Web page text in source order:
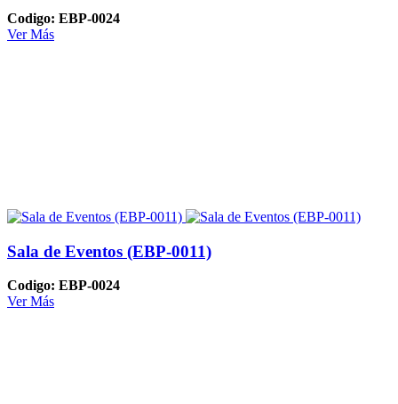
Codigo: EBP-0024
Ver Más
Sala de Eventos (EBP-0011)
Codigo: EBP-0024
Ver Más